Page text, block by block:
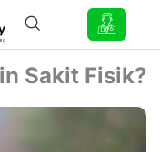
Sakit Fisik?